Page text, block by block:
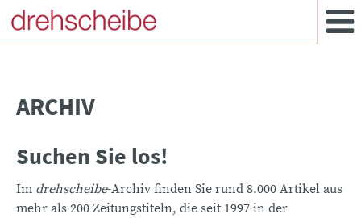
ARCHIV
Suchen Sie los!
Im drehscheibe-Archiv finden Sie rund 8.000 Artikel aus
mehr als 200 Zeitungstiteln, die seit 1997 in der